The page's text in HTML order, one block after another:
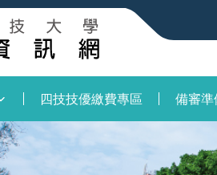
四技技優繳費專區 備審準